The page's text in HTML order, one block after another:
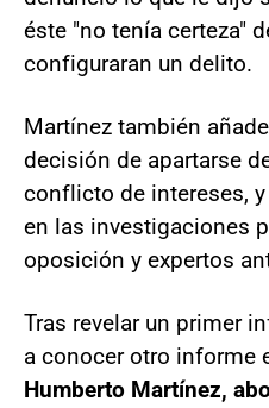
éste "no tenía certeza"
configuraran un delito.
Martínez también
decisión de apartarse
conflicto de intereses,
en las investigaciones
oposición y expertos
Tras revelar un primer
a conocer otro informe
Humberto Martínez,